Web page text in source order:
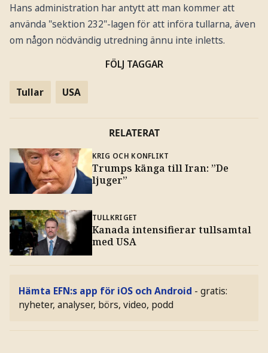
Hans administration har antytt att man kommer att
använda "sektion 232"-lagen för att införa tullarna, även
om någon nödvändig utredning ännu inte inletts.
FÖLJ TAGGAR
Tullar USA
RELATERAT
KRIG OCH KONFLIKT
Trumps känga till Iran: ”De
ljuger”
TULLKRIGET
Kanada intensifierar tullsamtal
med USA
Hämta EFN:s app för iOS och Android - gratis:
nyheter, analyser, börs, video, podd